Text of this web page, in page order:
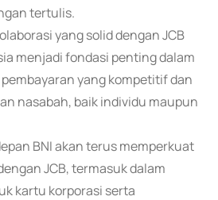
tertulis.
yang solid dengan JCB
menjadi fondasi penting dalam
yang kompetitif dan
nasabah, baik individu maupun
BNI akan terus memperkuat
JCB, termasuk dalam
kartu korporasi serta